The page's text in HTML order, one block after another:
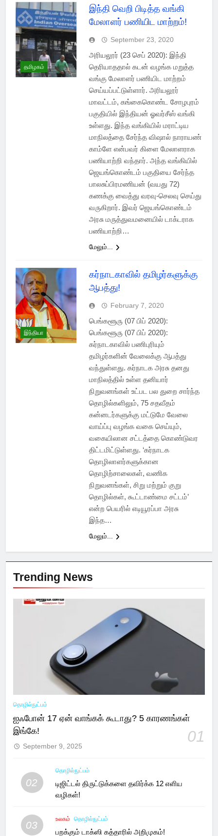
தமிழகம்
இந்தி வெறி பிடித்த வங்கி
மேலாளர் பணியிட மாற்றம்!
September 23, 2020
அரியலூர் (23 செப் 2020): இந்தி
தெரியாததால் கடன் வழங்க மறுத்த
வங்கு மேலாளர் பணியிட மாற்றம்
செய்யப்பட்டுள்ளார். அரியலூர்
மாவட்டம், கங்கைகொண்ட சோழபுரம்
பகுதியில் இந்தியன் ஓவர்சீஸ் வங்கி
உள்ளது. இந்த வங்கியில் மராட்டிய
மாநிலத்தை சேர்ந்த விஷால் நாராயண்
காம்ளே என்பவர் கிளை மேலாளராக
பணியாற்றி வந்தார். அந்த வங்கியில்
ஜெயங்கொண்டம் பகுதியை சேர்ந்த
பாலசுப்பிரமணியன் (வயது 72)
கணக்கு வைத்து வரவு-செலவு செய்து
வருகிறார். இவர் ஜெயங்கொண்டம்
அரசு மருத்துவமனையில் டாக்டராக
பணியாற்றி…
மேலும்...
இந்தியா
கர்நாடகாவில் தமிழர்களுக்கு
ஆபத்து!
February 7, 2020
பெங்களூரு (07 பிப் 2020):
பெங்களூரு (07 பிப் 2020):
கர்நாடகாவில் பணிபுரியும்
தமிழர்களின் வேலைக்கு ஆபத்து
வந்துள்ளது. கர்நாடக அரசு தனது
மாநிலத்தில் உள்ள தனியார்
நிறுவனங்கள் உட்பட பல துறை சார்ந்த
தொழில்களிலும், 75 சதவீதம்
கன்னடர்களுக்கு மட்டுமே வேலை
வாய்ப்பு வழங்க வகை செய்யும்,
வகையிலான சட்டத்தை கொண்டுவர
திட்டமிட்டுள்ளது. ‘கர்நாடக
தொழிலாளர்களுக்கான
தொழிற்சாலைகள், வணிக
நிறுவனங்கள், சிறு மற்றும் குறு
தொழில்கள், கூட்டாண்மை சட்டம்’
என்ற பெயரில் எடியூரப்பா அரசு
இந்த…
மேலும்...
Trending News
தொழில்நுட்பம்
ஐஃபோன் 17 ஏன் வாங்கக் கூடாது? 5 காரணங்கள்
இங்கே!
01
September 9, 2025
02
தொழில்நுட்பம்
டிஜிட்டல் திருட்டுக்களை தவிர்க்க 12 எளிய
வழிகள்!
03
உலகம் தொழில்நுட்பம்
பறக்கும் டாக்ஸி கத்தாரில் அறிமுகம்!